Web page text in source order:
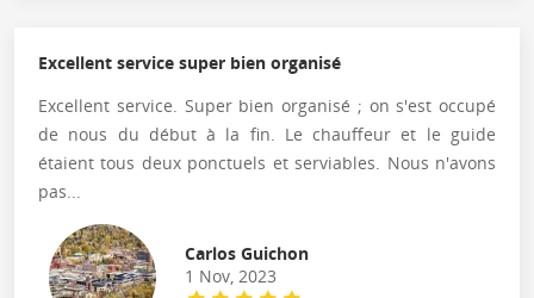
Excellent service super bien organisé
Excellent service. Super bien organisé ; on s'est occupé
de nous du début à la fin. Le chauffeur et le guide
étaient tous deux ponctuels et serviables. Nous n'avons
pas...
Carlos Guichon
1 Nov, 2023